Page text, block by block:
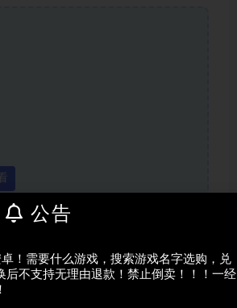
公告
！需要什么游戏，搜索游戏名字选购，兑
后不支持无理由退款！禁止倒卖！！！一经